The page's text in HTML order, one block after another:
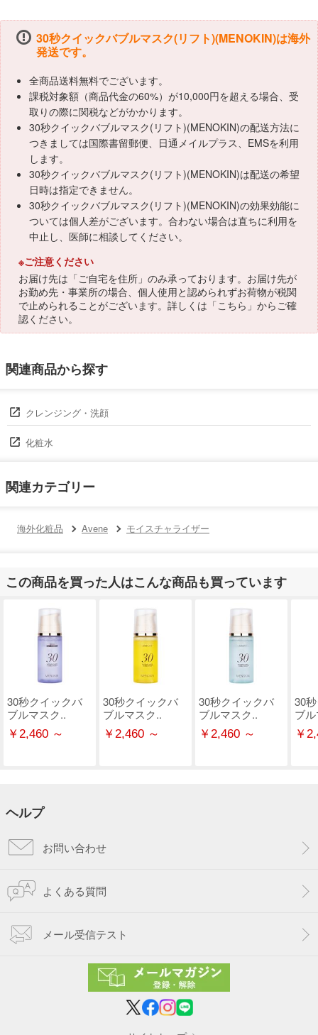
30秒クイックバブルマスク(リフト)(MENOKIN)は海外
発送です。
全商品送料無料でございます。
課税対象額（商品代金の60%）が10,000円を超える場合、受
取りの際に関税などがかかります。
30秒クイックバブルマスク(リフト)(MENOKIN)の配送方法に
つきましては国際書留郵便、日通メイルプラス、EMSを利用
します。
30秒クイックバブルマスク(リフト)(MENOKIN)は配送の希望
日時は指定できません。
30秒クイックバブルマスク(リフト)(MENOKIN)の効果効能に
ついては個人差がございます。合わない場合は直ちに利用を
中止し、医師に相談してください。
※ご注意ください
お届け先は「ご自宅を住所」のみ承っております。お届け先が
お勤め先・事業所の場合、個人使用と認められずお荷物が税関
で止められることがございます。詳しくは「こちら 」からご確
認ください。
関連商品から探す
クレンジング・洗顔
化粧水
関連カテゴリー
海外化粧品 Avene モイスチャライザー
この商品を買った人はこんな商品も買っています
30秒クイックバ
ブルマスク..
￥2,460 ～
30秒クイックバ
ブルマスク..
￥2,460 ～
30秒クイックバ
ブルマスク..
￥2,460 ～
30
ブ
￥
ヘルプ
お問い合わせ
よくある質問
メール受信テスト